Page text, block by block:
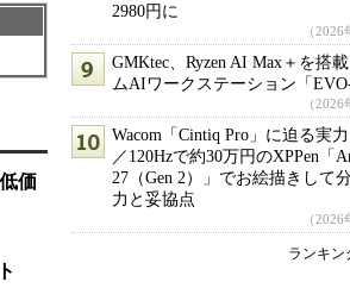
価
2980円に
（2026
GMKtec、Ryzen AI Max＋を搭
ムAIワークステーション「EVO-
（2026
Wacom「Cintiq Pro」に迫る実
／120Hzで約30万円のXPPen「
27（Gen 2）」でお絵描きして
力と妥協点
（2026
ランキン